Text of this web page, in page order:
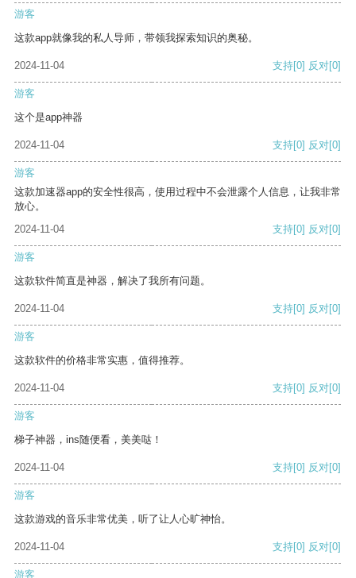
游客
这款app就像我的私人导师，带领我探索知识的奥秘。
2024-11-04 支持[0] 反对[0]
游客
这个是app神器
2024-11-04 支持[0] 反对[0]
游客
这款加速器app的安全性很高，使用过程中不会泄露个人信息，让我非常
放心。
2024-11-04
支持[0] 反对[0]
游客
这款软件简直是神器，解决了我所有问题。
2024-11-04 支持[0] 反对[0]
游客
这款软件的价格非常实惠，值得推荐。
2024-11-04 支持[0] 反对[0]
游客
梯子神器，ins随便看，美美哒！
2024-11-04 支持[0] 反对[0]
游客
这款游戏的音乐非常优美，听了让人心旷神怡。
2024-11-04 支持[0] 反对[0]
游客